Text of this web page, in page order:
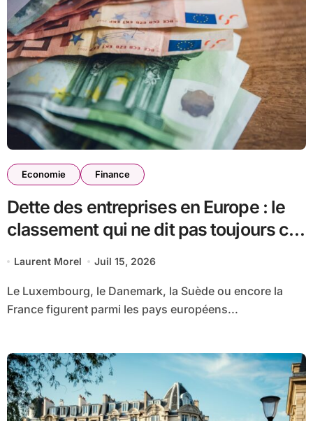
Economie Finance
Dette des entreprises en Europe : le
classement qui ne dit pas toujours ce
qu’il semble dire
Laurent Morel Juil 15, 2026
Le Luxembourg, le Danemark, la Suède ou encore la
France figurent parmi les pays européens...